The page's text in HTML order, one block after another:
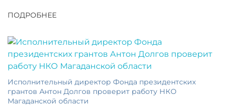
ПОДРОБНЕЕ
Исполнительный директор Фонда президентских
грантов Антон Долгов проверит работу НКО
Магаданской области